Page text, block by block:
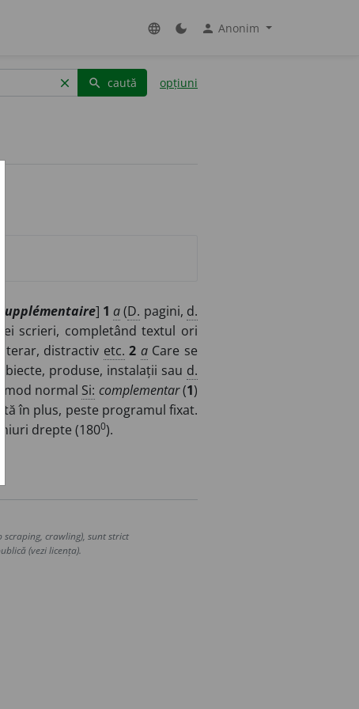
language dark_mode person Anonim
clear search caută opțiuni
supplémentaire] 1 a(D. pagini, d.
scrieri, completând textul ori
distractiv etc. 2 aCare se
obiecte, produse, instalații sau d.
mod normal Si: complementar(1)
în plus, peste programul fixat.
drepte (1800).
crawling), sunt strict
(vezi licența).